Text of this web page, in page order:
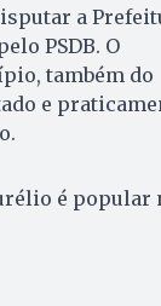
a
PSDB. O
também do
e
é popular